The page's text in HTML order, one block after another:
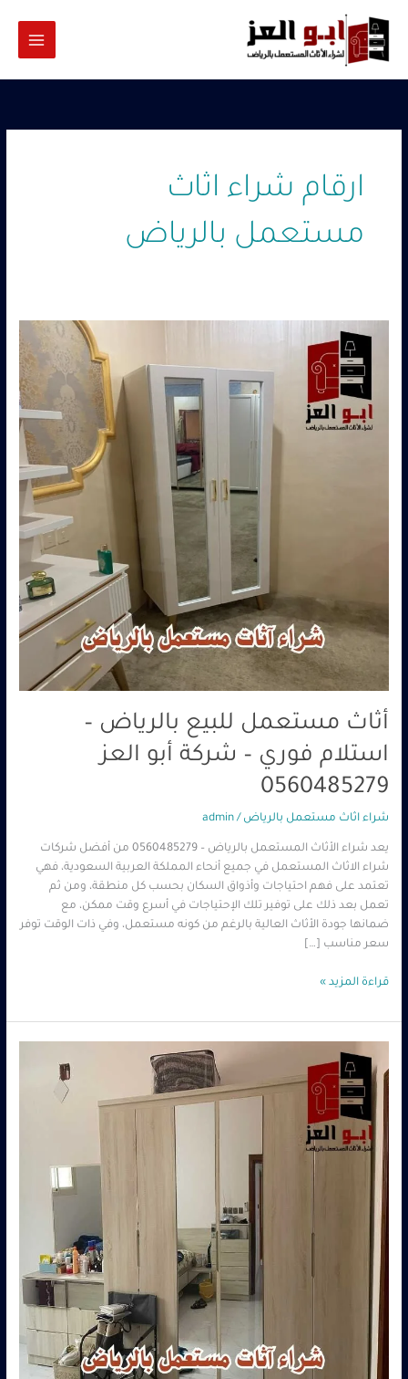
المحتوى
ارقام شراء اثاث
مستعمل بالرياض
أثاث مستعمل للبيع بالرياض –
استلام فوري – شركة أبو العز
0560485279
شراء اثاث مستعمل بالرياض /
admin
يعد شراء الأثاث المستعمل بالرياض – 0560485279 من أفضل شركات
شراء الاثاث المستعمل في جميع أنحاء المملكة العربية السعودية، فهي
تعتمد على فهم احتياجات وأذواق السكان بحسب كل منطقة، ومن ثم
تعمل بعد ذلك على توفير تلك الإحتياجات في أسرع وقت ممكن، مع
ضمانها جودة الأثاث العالية بالرغم من كونه مستعمل، وفي ذات الوقت توفر
سعر مناسب […]
مستعمل
للبيع
بالرياض
استلام
قراءة المزيد »
أثاث
مستعمل
بحالة
ممتازة
بالرياض
|
فحص
كامل
+
استلام
فوري
0560485279